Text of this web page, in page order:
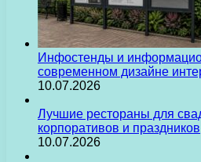
Инфостенды и
современном дизайне
10.07.2026
Лучшие рестораны для
корпоративов и праздников
10.07.2026